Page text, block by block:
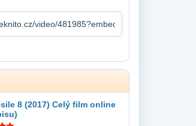
8 (2017) Celý film online